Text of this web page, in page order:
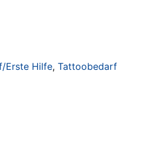
Erste Hilfe,Tattoobedarf